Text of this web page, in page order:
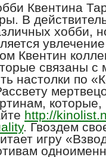
Квентина
В
хобби,
Квентин
связаны с
настолки по
http://
. Гвоздем
игру